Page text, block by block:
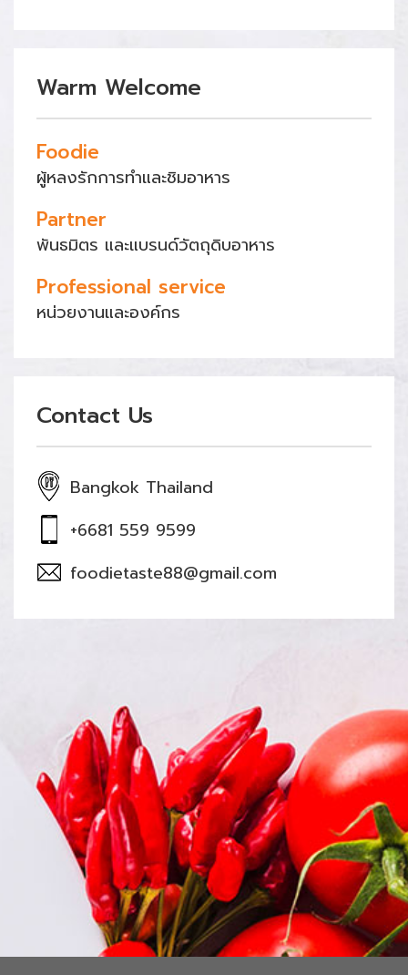
Warm Welcome
Foodie
ผู้หลงรักการทำและชิมอาหาร
Partner
พันธมิตร และแบรนด์วัตถุดิบอาหาร
Professional service
หน่วยงานและองค์กร
Contact Us
Bangkok Thailand
+6681 559 9599
foodietaste88@gmail.com